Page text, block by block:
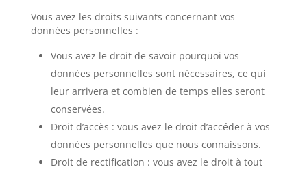
Vous avez les droits suivants concernant vos
données personnelles :
Vous avez le droit de savoir pourquoi vos
données personnelles sont nécessaires, ce qui
leur arrivera et combien de temps elles seront
conservées.
Droit d’accès : vous avez le droit d’accéder à vos
données personnelles que nous connaissons.
Droit de rectification : vous avez le droit à tout